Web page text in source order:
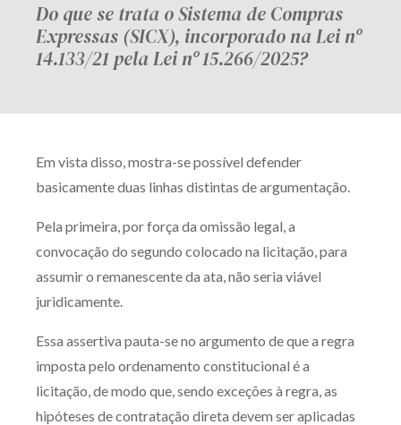
Do que se trata o Sistema de Compras
Expressas (SICX), incorporado na Lei nº
14.133/21 pela Lei nº 15.266/2025?
Em vista disso, mostra-se possível defender
basicamente duas linhas distintas de argumentação.
Pela primeira, por força da omissão legal, a
convocação do segundo colocado na licitação, para
assumir o remanescente da ata, não seria viável
juridicamente.
Essa assertiva pauta-se no argumento de que a regra
imposta pelo ordenamento constitucional é a
licitação, de modo que, sendo exceções à regra, as
hipóteses de contratação direta devem ser aplicadas